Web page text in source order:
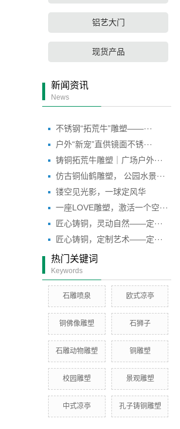
铝艺大门
现货产品
新闻资讯
News
不锈钢“拓荒牛”雕塑——···
户外“新宠”直供镜面不锈···
铸铜拓荒牛雕塑｜广场户外···
仿古铜仙鹤雕塑， 公园水景···
镂空见光影，一球定风华
一座LOVE雕塑，激活一个空···
匠心铸铜，灵动自然——定···
匠心铸铜，定制艺术——定···
热门关键词
Keywords
石雕喷泉 欧式凉亭
铜佛像雕塑 石狮子
石雕动物雕塑 铜雕塑
校园雕塑 景观雕塑
中式凉亭 孔子铸铜雕塑